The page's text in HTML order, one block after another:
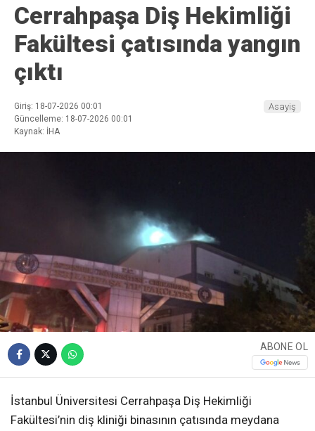
Cerrahpaşa Diş Hekimliği
Fakültesi çatısında yangın
çıktı
Giriş: 18-07-2026 00:01
Güncelleme: 18-07-2026 00:01
Kaynak: İHA
Asayiş
ABONE OL
İstanbul Üniversitesi Cerrahpaşa Diş Hekimliği
Fakültesi’nin diş kliniği binasının çatısında meydana